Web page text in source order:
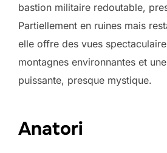
bastion militaire redoutable,
Partiellement en ruines mais
elle offre des vues
montagnes environnantes et
puissante, presque mystique.
Anatori